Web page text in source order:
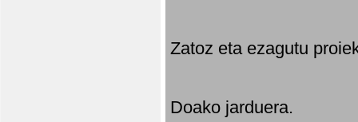
Zatoz eta ezagutu
Doako jarduera.